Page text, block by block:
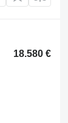
18.580 €